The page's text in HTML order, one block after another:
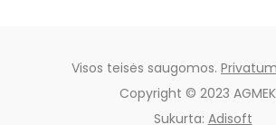
Visos teisės saugomos.
Copyright © 2023
Sukurta: Adisoft